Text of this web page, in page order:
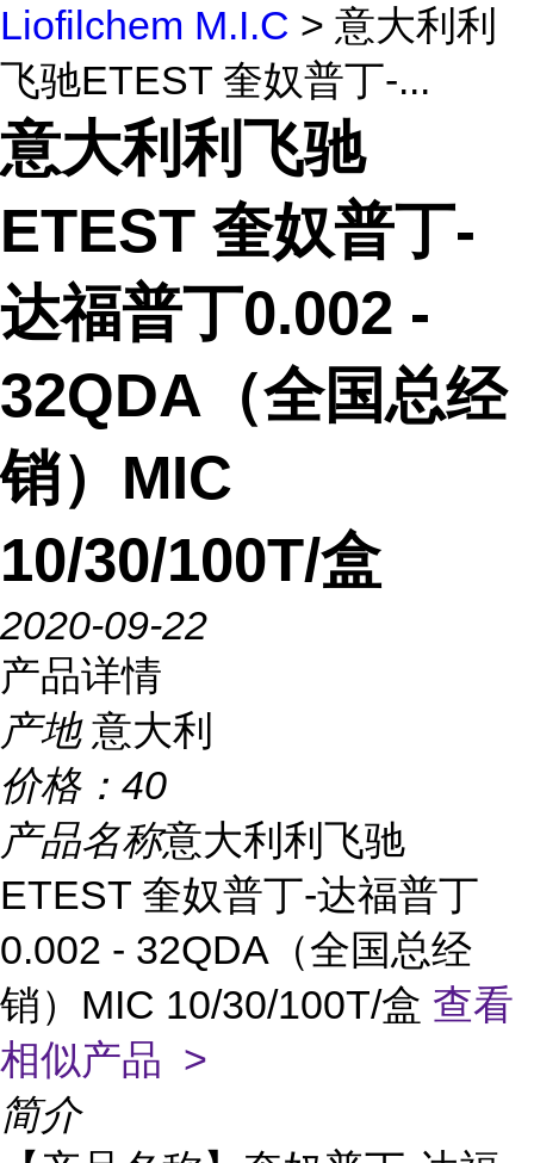
Liofilchem M.I.C > 意大利利
飞驰ETEST 奎奴普丁-...
意大利利飞驰
ETEST 奎奴普丁-
达福普丁0.002 -
32QDA（全国总经
销）MIC
10/30/100T/盒
2020-09-22
产品详情
产地 意大利
价格： 40
产品名称意大利利飞驰
ETEST 奎奴普丁-达福普丁
0.002 - 32QDA（全国总经
销）MIC 10/30/100T/盒 查看
相似产品 >
简介